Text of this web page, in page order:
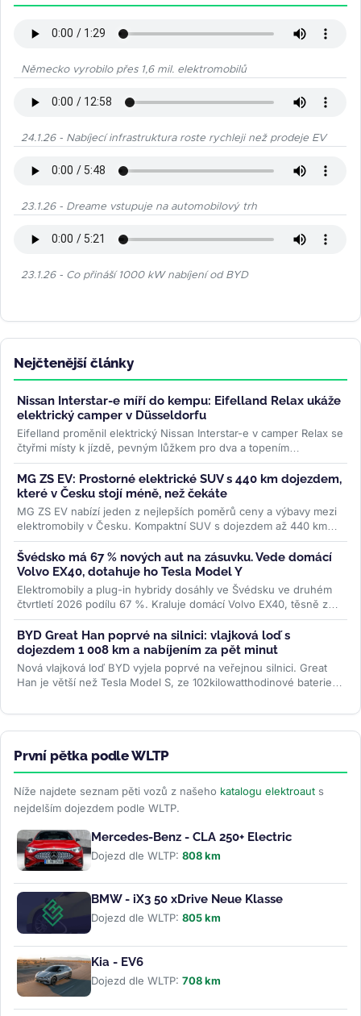
Německo vyrobilo přes 1,6 mil. elektromobilů
24.1.26 - Nabíjecí infrastruktura roste rychleji než prodeje EV
23.1.26 - Dreame vstupuje na automobilový trh
23.1.26 - Co přináší 1000 kW nabíjení od BYD
Nejčtenější články
Nissan Interstar-e míří do kempu: Eifelland Relax ukáže
elektrický camper v Düsseldorfu
Eifelland proměnil elektrický Nissan Interstar-e v camper Relax se
čtyřmi místy k jízdě, pevným lůžkem pro dva a topením
napájeným z...>>
MG ZS EV: Prostorné elektrické SUV s 440 km dojezdem,
které v Česku stojí méně, než čekáte
MG ZS EV nabízí jeden z nejlepších poměrů ceny a výbavy mezi
elektromobily v Česku. Kompaktní SUV s dojezdem až 440 km
WLTP a 7letou...>>
Švédsko má 67 % nových aut na zásuvku. Vede domácí
Volvo EX40, dotahuje ho Tesla Model Y
Elektromobily a plug-in hybridy dosáhly ve Švédsku ve druhém
čtvrtletí 2026 podílu 67 %. Kraluje domácí Volvo EX40, těsně za
ním Tesla...>>
BYD Great Han poprvé na silnici: vlajková loď s
dojezdem 1 008 km a nabíjením za pět minut
Nová vlajková loď BYD vyjela poprvé na veřejnou silnici. Great
Han je větší než Tesla Model S, ze 102kilowatthodinové baterie
První pětka podle WLTP
Níže najdete seznam pěti vozů z našeho katalogu elektroaut s
nejdelším dojezdem podle WLTP.
Mercedes-Benz - CLA 250+ Electric
Dojezd dle WLTP: 808 km
BMW - iX3 50 xDrive Neue Klasse
Dojezd dle WLTP: 805 km
Kia - EV6
Dojezd dle WLTP: 708 km